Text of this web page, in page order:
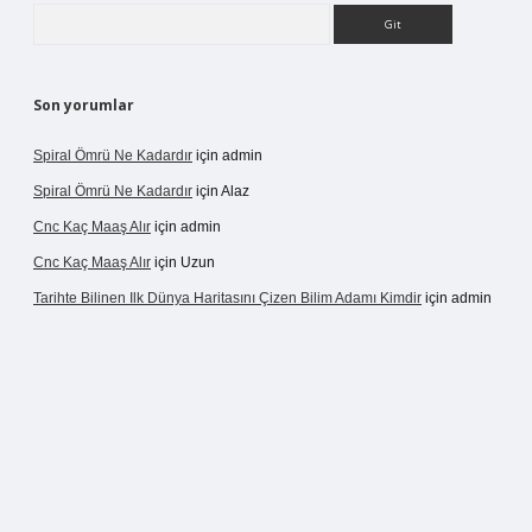
Son yorumlar
Spiral Ömrü Ne Kadardır için admin
Spiral Ömrü Ne Kadardır için Alaz
Cnc Kaç Maaş Alır için admin
Cnc Kaç Maaş Alır için Uzun
Tarihte Bilinen Ilk Dünya Haritasını Çizen Bilim Adamı Kimdir için admin